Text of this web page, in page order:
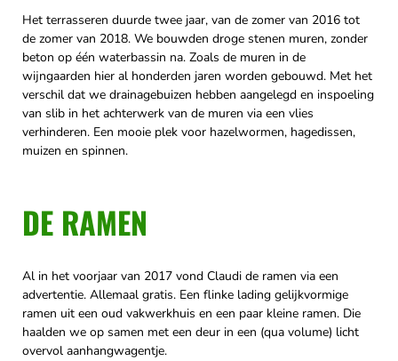
Het terrasseren duurde twee jaar, van de zomer van 2016 tot
de zomer van 2018. We bouwden droge stenen muren, zonder
beton op één waterbassin na. Zoals de muren in de
wijngaarden hier al honderden jaren worden gebouwd. Met het
verschil dat we drainagebuizen hebben aangelegd en inspoeling
van slib in het achterwerk van de muren via een vlies
verhinderen. Een mooie plek voor hazelwormen, hagedissen,
muizen en spinnen.
DE RAMEN
Al in het voorjaar van 2017 vond Claudi de ramen via een
advertentie. Allemaal gratis. Een flinke lading gelijkvormige
ramen uit een oud vakwerkhuis en een paar kleine ramen. Die
haalden we op samen met een deur in een (qua volume) licht
overvol aanhangwagentje.